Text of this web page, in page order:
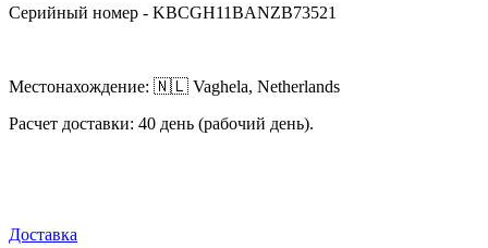
Серийный номер - KBCGH11BANZB73521
Местонахождение: 🇳🇱 Vaghela, Netherlands
Расчет доставки: 40 день (рабочий день).
Доставка